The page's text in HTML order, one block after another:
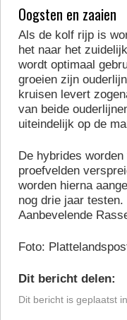
Oogsten en zaaien
Als de kolf rijp is
het naar het
wordt optimaal
groeien zijn
kruisen levert
van beide
uiteindelijk op de
De hybrides
proefvelden
worden hierna
nog drie jaar
Aanbevelende
Foto:
Dit bericht delen:
Dit bericht is geplaatst in